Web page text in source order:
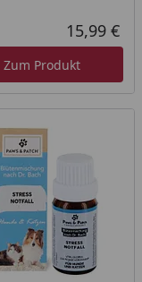
15,99 €
Zum Produkt